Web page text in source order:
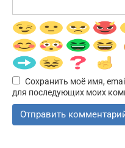
Сохранить моё имя,
для последующих моих